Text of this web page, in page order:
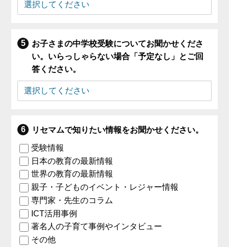
お子さまの中学校受験についてお聞かせくださ
い。いらっしゃらない場合「予定なし」とご回
答ください。
リセマムで知りたい情報をお聞かせください。
受験情報
日本の教育の最新情報
世界の教育の最新情報
親子・子どものイベント・レジャー情報
専門家・先生のコラム
ICT活用事例
著名人の子育て事例やインタビュー
その他